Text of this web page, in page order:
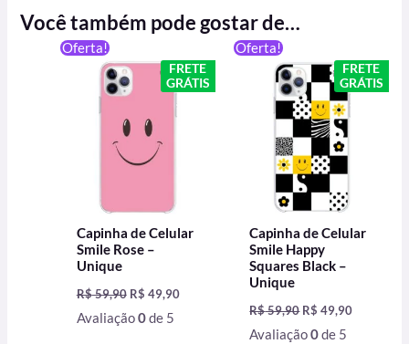
Você também pode gostar de…
Oferta!
FRETE
GRÁTIS
Capinha de Celular
Smile Rose –
Unique
R$59,90
original
era:
R$ 59,90.
R$ 49,90
preço
atual
é:
Avaliação0de 5
Oferta!
FRETE
GRÁTIS
Capinha de Celular
Smile Happy
Squares Black –
Unique
R$59,90
original
era:
R$ 59,90.
R$ 49,90
preço
atual
é:
Avaliação0de 5